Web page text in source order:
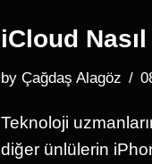
iCloud
by Çağdaş Alagöz
Teknoloji
diğer ünlülerin